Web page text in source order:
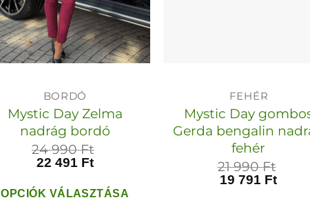
BORDÓ
Mystic Day Zelma
nadrág bordó
24 990Ft
22 491 Ft
OPCIÓK VÁLASZTÁSA
FEHÉR
Mystic Day
Gerda bengalin
fehér
21 990Ft
19 791 Ft